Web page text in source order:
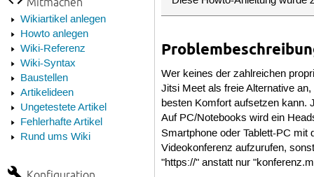
Wikiartikel anlegen
Howto anlegen
Wiki-Referenz
Wiki-Syntax
Baustellen
Artikelideen
Ungetestete Artikel
Fehlerhafte Artikel
Rund ums Wiki
Konfiguration
Wer keines der zahlreichen
Jitsi Meet als freie Alternative
besten Komfort aufsetzen kann.
Auf PC/Notebooks wird ein
Smartphone oder Tablett-PC mit
Videokonferenz aufzurufen,
"https://" anstatt nur